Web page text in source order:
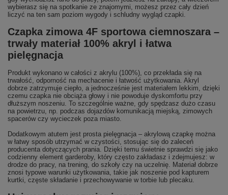
wybierasz się na spotkanie ze znajomymi, możesz przez cały dzień
liczyć na ten sam poziom wygody i schludny wygląd czapki.
Czapka zimowa 4F sportowa ciemnoszara –
trwały materiał 100% akryl i łatwa
pielęgnacja
Produkt wykonano w całości z akrylu (100%), co przekłada się na
trwałość, odporność na mechacenie i łatwość użytkowania. Akryl
dobrze zatrzymuje ciepło, a jednocześnie jest materiałem lekkim, dzięki
czemu czapka nie obciąża głowy i nie powoduje dyskomfortu przy
dłuższym noszeniu. To szczególnie ważne, gdy spędzasz dużo czasu
na powietrzu, np. podczas dojazdów komunikacją miejską, zimowych
spacerów czy wycieczek poza miasto.
Dodatkowym atutem jest prosta pielęgnacja – akrylową czapkę można
w łatwy sposób utrzymać w czystości, stosując się do zaleceń
producenta dotyczących prania. Dzięki temu świetnie sprawdzi się jako
codzienny element garderoby, który często zakładasz i zdejmujesz: w
drodze do pracy, na trening, do szkoły czy na uczelnię. Materiał dobrze
znosi typowe warunki użytkowania, takie jak noszenie pod kapturem
kurtki, częste składanie i przechowywanie w torbie lub plecaku.